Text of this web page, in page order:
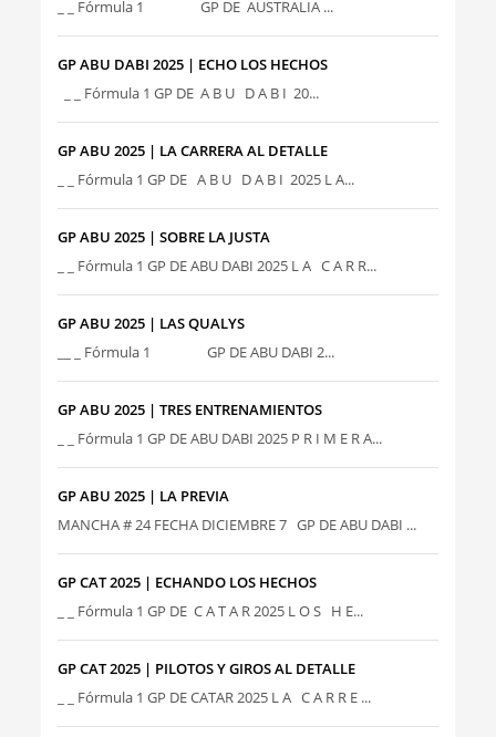
_ _ Fórmula 1 GP DE AUSTRALIA ...
GP ABU DABI 2025 | ECHO LOS HECHOS
_ _ Fórmula 1 GP DE A B U D A B I 20...
GP ABU 2025 | LA CARRERA AL DETALLE
_ _ Fórmula 1 GP DE A B U D A B I 2025 L A...
GP ABU 2025 | SOBRE LA JUSTA
_ _ Fórmula 1 GP DE ABU DABI 2025 L A C A R R...
GP ABU 2025 | LAS QUALYS
__ _ Fórmula 1 GP DE ABU DABI 2...
GP ABU 2025 | TRES ENTRENAMIENTOS
_ _ Fórmula 1 GP DE ABU DABI 2025 P R I M E R A...
GP ABU 2025 | LA PREVIA
MANCHA # 24 FECHA DICIEMBRE 7 GP DE ABU DABI ...
GP CAT 2025 | ECHANDO LOS HECHOS
_ _ Fórmula 1 GP DE C A T A R 2025 L O S H E...
GP CAT 2025 | PILOTOS Y GIROS AL DETALLE
_ _ Fórmula 1 GP DE CATAR 2025 L A C A R R E ...